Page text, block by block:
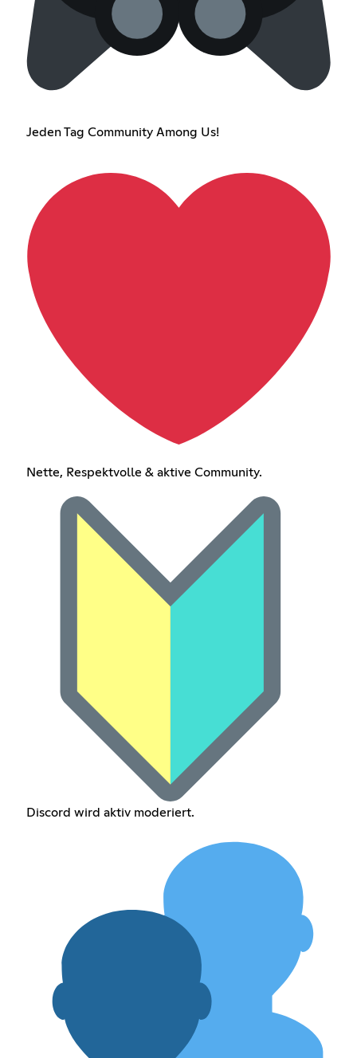
Jeden Tag Community Among Us!
Nette, Respektvolle & aktive Community.
Discord wird aktiv moderiert.